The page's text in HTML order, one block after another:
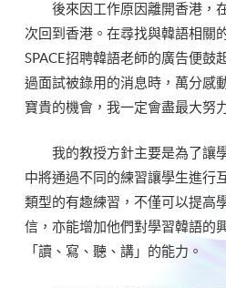
後來因工作原因離開香港，
次回到香港。在尋找與韓語相關
SPACE招聘韓語老師的廣告便鼓
過面試被錄用的消息時，萬分感
寶貴的機會，我一定會盡最大努
我的教授方針主要是為了讓
中將通過不同的練習讓學生進行
類型的有趣練習，不僅可以提高
信，亦能增加他們對學習韓語的
「讀、寫、聽、講」的能力。